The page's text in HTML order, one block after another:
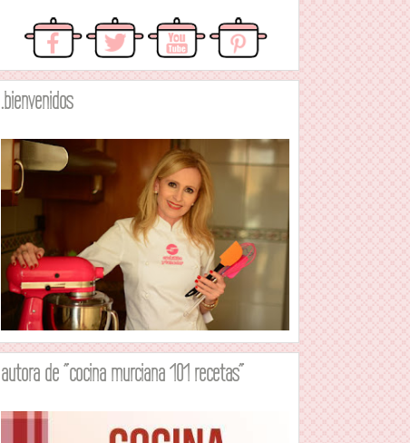
.bienvenidos
autora de "cocina murciana 101 recetas"